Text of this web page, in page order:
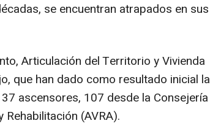
se encuentran atrapados en sus
Articulación del Territorio y Vivienda
que han dado como resultado inicial la
ascensores, 107 desde la Consejería
(AVRA).